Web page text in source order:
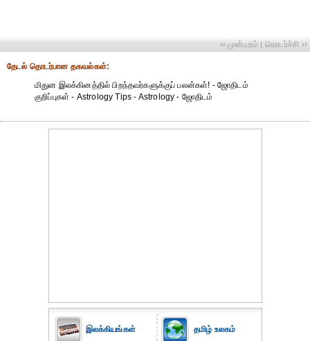
‹‹ முன்புறம் | தொடர்ச்சி ››
தேட‌ல் தொட‌ர்பான தகவ‌ல்க‌ள்:
மிதுன இலக்கினத்தில் பிறந்தவர்களுக்குப் பலன்கள்! - ஜோதிடம்
குறிப்புகள் - Astrology Tips - Astrology - ஜோதிடம்
இலக்கியங்கள் தமிழ் உலகம்